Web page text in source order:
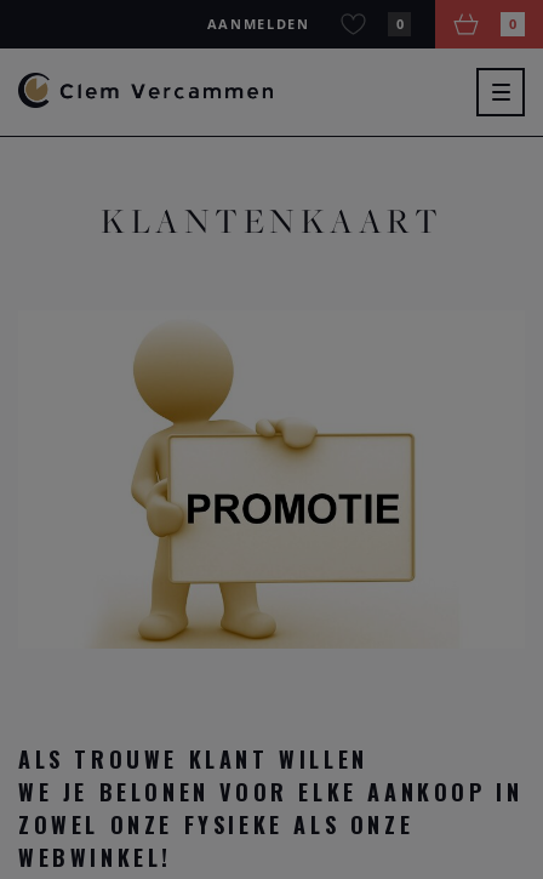
AANMELDEN 0 0
KLANTENKAART
ALS TROUWE KLANT WILLEN
WE JE BELONEN VOOR ELKE AANKOOP IN
ZOWEL ONZE FYSIEKE ALS ONZE
WEBWINKEL!